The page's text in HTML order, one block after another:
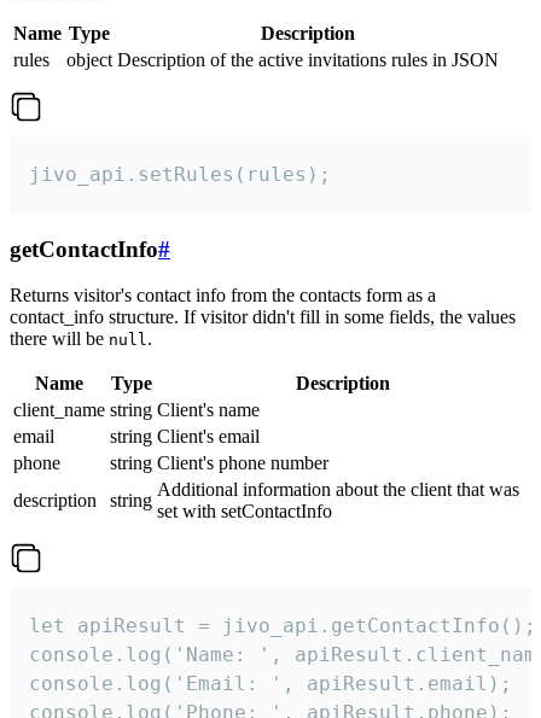
Name Type
Description
rules
object Description of the active invitations rules in JSON
jivo_api.setRules(rules);
getContactInfo#
Returns visitor's contact info from the contacts form as a
contact_info structure. If visitor didn't fill in some fields, the values
there will be null.
Name Type
Description
client_name string Client's name
email
string Client's email
phone
string Client's phone number
description
string
Additional information about the client that was
set with setContactInfo
let apiResult = jivo_api.getContactInfo();
console.log('Name: ',
console.log('Email: ', apiResult.email);
console.log('Phone: ', apiResult.phone);